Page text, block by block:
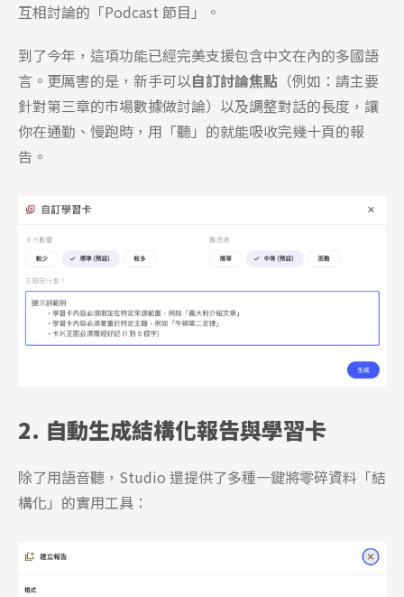
互相討論的「Podcast 節目」。
到了今年，這項功能已經完美支援包含中文在內的多國語
言。更厲害的是，新手可以自訂討論焦點 （例如：請主要
針對第三章的市場數據做討論）以及調整對話的長度，讓
你在通勤、慢跑時，用「聽」的就能吸收完幾十頁的報
告。
2. 自動生成結構化報告與學習卡
除了用語音聽，Studio 還提供了多種一鍵將零碎資料「結
構化」的實用工具：